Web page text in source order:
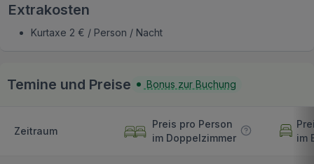
Extrakosten
Kurtaxe 2 € / Person / Nacht
Temine und Preise Bonus zur Buchung
Zeitraum
Preis pro Person
im Doppelzimmer
im